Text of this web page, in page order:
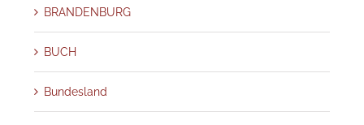
BRANDENBURG
BUCH
Bundesland